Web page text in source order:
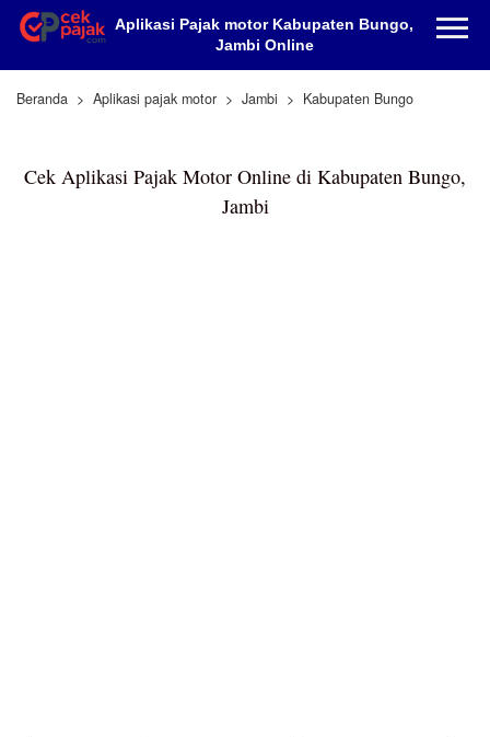
Aplikasi Pajak motor Kabupaten Bungo,
Jambi Online
Beranda Aplikasi pajak motor Jambi Kabupaten Bungo
Cek Aplikasi Pajak Motor Online di Kabupaten Bungo,
Jambi